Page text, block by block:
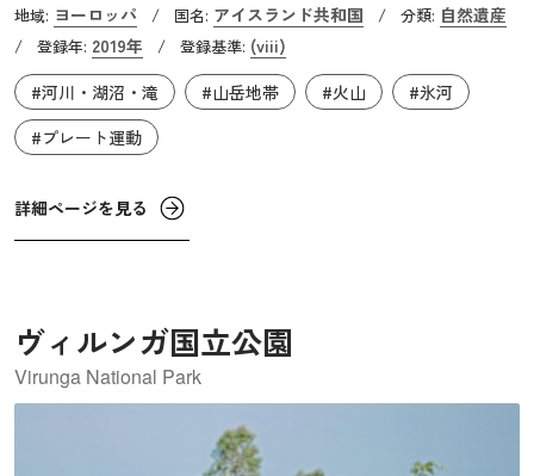
や、10の火山が存在します。そのうち2つは国内でも特に活
発な活火山で、残りの8つは氷河の下にあります。火山やヴ
ァトナヨークトル氷帽の下に広がる地溝との相互作用はさ
まざまな形で表れますが、最も壮観なのはヨークルフロイ
プ（氷河湖決壊洪水）と呼ばれる現象です。これは、噴火
の際に氷河の縁が決壊して突然発生する洪水のことです。
こうした現象が繰り返し起こることで、独特な砂地平原や
単細胞生物が繁栄しています。これらの湖は、初期の地球
や、木星や土星の氷の衛星の環境を再現している可能性が
あるとされています。
地域: ヨーロッパ / 国名: アイスランド共和国 / 分類: 自然遺産
/ 登録年: 2019年 / 登録基準: (viii)
#河川・湖沼・滝
#山岳地帯 #火山
#氷河
#プレート運動
詳細ページを見る
ヴィルンガ国立公園
Virunga National Park